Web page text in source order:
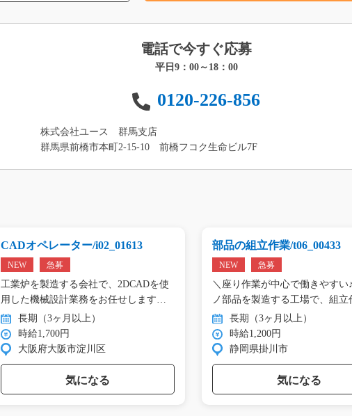
電話で今すぐ応募
平日9：00～18：00
0120-226-856
株式会社ユース 群馬支店
群馬県前橋市本町2-15-10 前橋フコク生命ビル7F
CADオペレーター/i02_01613
NEW 急募
工業炉を製造する会社で、2DCADを使
用した機械設計業務をお任せします。
…
長期（3ヶ月以上）
時給1,700円
大阪府大阪市淀川区
気になる
部品の組立作業/t06_00433
NEW 急募
＼座り作業が中心で働きやすい
ノ部品を製造する工場で、組
長期（3ヶ月以上）
時給1,200円
静岡県掛川市
気になる